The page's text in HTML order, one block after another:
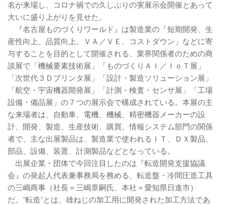
名が来場し、コロナ禍での久しぶりの実展示会開催とあって
大いに盛り上がりを見せた。
『名古屋ものづくりワールド』は製造業の「短期開発、生
産性向上、品質向上、ＶＡ／ＶＥ、コストダウン」などに寄
与することを目的として開催される、業界関係者のための商
談展で「機械要素技術展」「ものづくりＡＩ／ＩｏＴ展」
「次世代３Ｄプリンタ展」「設計・製造ソリューション展」
「航空・宇宙機器開発展」「計測・検査・センサ展」「工場
設備・備品展」の７つの展示会で構成されている。本展の主
な来場者は、自動車、電機、機械、精密機器メーカーの設
計、開発、製造、生産技術、購買、情報システム部門の関係
者で、主な出展製品は、製造業で使われるＩＴ、ＤＸ製品、
部品、設備、装置、計測製品などとなっている。
出展企業・団体で今回注目したのは『転造開発支援協議
会』の発起人代表兼事務局を務める、転造盤・冷間圧造工具
の三嶋商事（社長＝三嶋章嗣氏、本社＝愛知県日進市）
だ。“転造”とは、雄ねじの加工用に開発された加工方法であ